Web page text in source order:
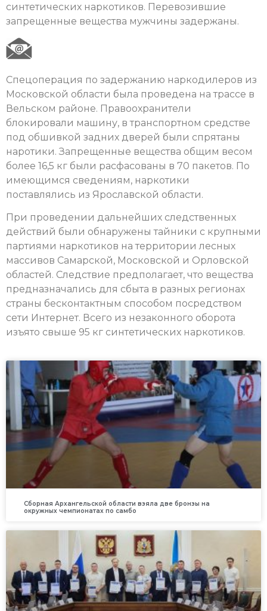
синтетических наркотиков. Перевозившие
запрещенные вещества мужчины задержаны.
Спецоперация по задержанию наркодилеров из
Московской области была проведена на трассе в
Вельском районе. Правоохранители
блокировали машину, в транспортном средстве
под обшивкой задних дверей были спрятаны
наротики. Запрещенные вещества общим весом
более 16,5 кг были расфасованы в 70 пакетов. По
имеющимся сведениям, наркотики
поставлялись из Ярославской области.
При проведении дальнейших следственных
действий были обнаружены тайники с крупными
партиями наркотиков на территории лесных
массивов Самарской, Московской и Орловской
областей. Следствие предполагает, что вещества
предназначались для сбыта в разных регионах
страны бесконтактным способом посредством
сети Интернет. Всего из незаконного оборота
изъято свыше 95 кг синтетических наркотиков.
Сборная Архангельской области взяла две бронзы на
окружных чемпионатах по самбо